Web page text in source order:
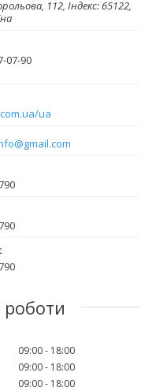
112, Індекс: 65122,
07-90
ua
роботи
09:00
18:00
09:00
18:00
09:00
18:00